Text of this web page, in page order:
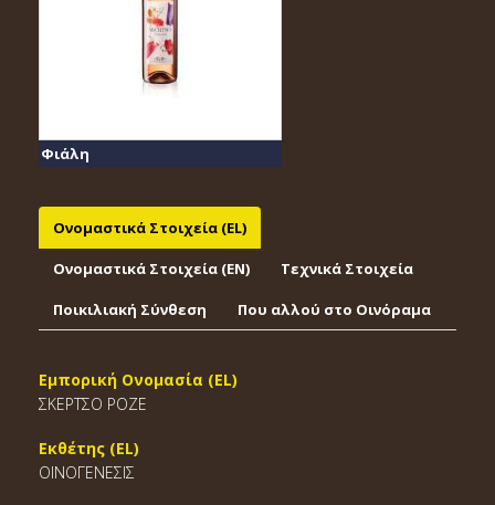
Φιάλη
Ονομαστικά Στοιχεία (EL)
Ονομαστικά Στοιχεία (EΝ) Τεχνικά Στοιχεία
Ποικιλιακή Σύνθεση Που αλλού στο Οινόραμα
Εμπορική Ονομασία (EL)
ΣΚΕΡΤΣΟ ΡΟΖΕ
Εκθέτης (EL)
ΟΙΝΟΓΕΝΕΣΙΣ